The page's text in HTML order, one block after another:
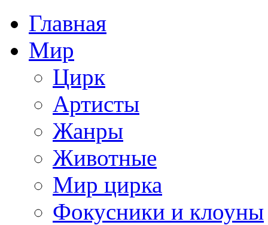
Главная
Мир
Цирк
Артисты
Жанры
Животные
Мир цирка
Фокусники и клоуны